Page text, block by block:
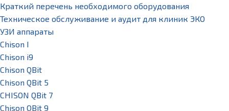
Краткий перечень необходимого оборудования
Техническое обслуживание и аудит для клиник ЭКО
УЗИ аппараты
Chison I
Chison i9
Chison QBit
Chison QBit 5
CHISON QBit 7
Chison QBit 9